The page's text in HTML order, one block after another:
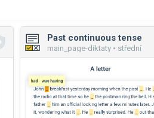
Past continuous tense
main_page-diktaty • střední